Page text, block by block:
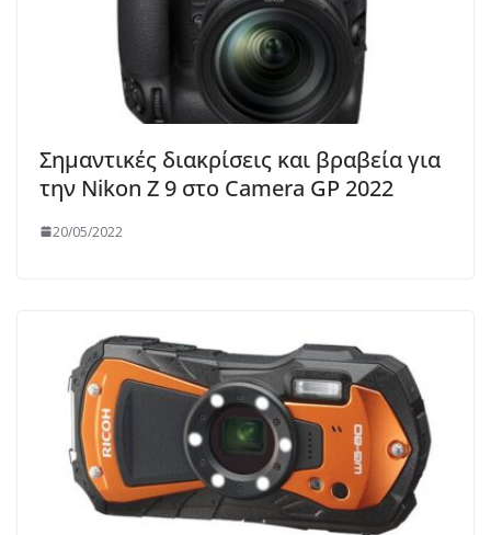
Σημαντικές διακρίσεις και βραβεία για
την Nikon Z 9 στο Camera GP 2022
20/05/2022